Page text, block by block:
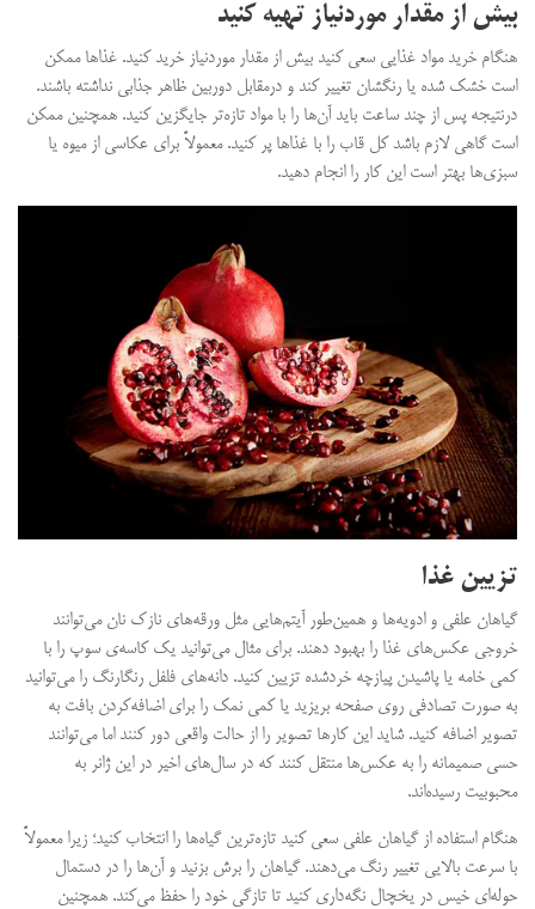
بیش از مقدار موردنیاز تهیه کنید
هنگام خرید مواد غذایی سعی کنید بیش از مقدار موردنیاز خرید کنید. غذاها ممکن
است خشک شده یا رنگشان تغییر کند و درمقابل دوربین ظاهر جذابی نداشته باشند.
درنتیجه پس از چند ساعت باید آن‌ها را با مواد تازه‌تر جایگزین کنید. همچنین ممکن
است گاهی لازم باشد کل قاب را با غذاها پر کنید. معمولاً برای عکاسی از میوه یا
سبزی‌ها بهتر است این کار را انجام دهید.
تزیین غذا
گیاهان علفی و ادویه‌ها و همین‌طور آیتم‌هایی مثل ورقه‌های نازک نان می‌توانند
خروجی عکس‌های غذا را بهبود دهند. برای مثال می‌توانید یک کاسه‌ی سوپ را با
کمی خامه یا پاشیدن پیازچه خردشده تزیین کنید. دانه‌های فلفل رنگارنگ را می‌توانید
به صورت تصادفی روی صفحه بریزید یا کمی نمک را برای اضافه‌کردن بافت به
تصویر اضافه کنید. شاید این کارها تصویر را از حالت واقعی دور کنند اما می‌توانند
حسی صمیمانه را به عکس‌ها منتقل کنند که در سال‌های اخیر در این ژانر به
محبوبیت رسیده‌اند.
هنگام استفاده از گیاهان علفی سعی کنید تازه‌ترین گیاه‌ها را انتخاب کنید؛ زیرا معمولاً
با سرعت بالایی تغییر رنگ می‌دهند. گیاهان را برش بزنید و آن‌ها را در دستمال
حوله‌ای خیس در یخچال نگه‌داری کنید تا تازگی خود را حفظ می‌کند. همچنین